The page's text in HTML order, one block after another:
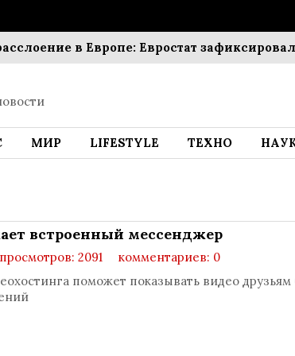
в Европе: Евростат зафиксировал
МИР LIFESTYLE ТЕХНО
встроенный мессенджер
просмотров: 2091
комментариев: 0
поможет показывать видео друзьям